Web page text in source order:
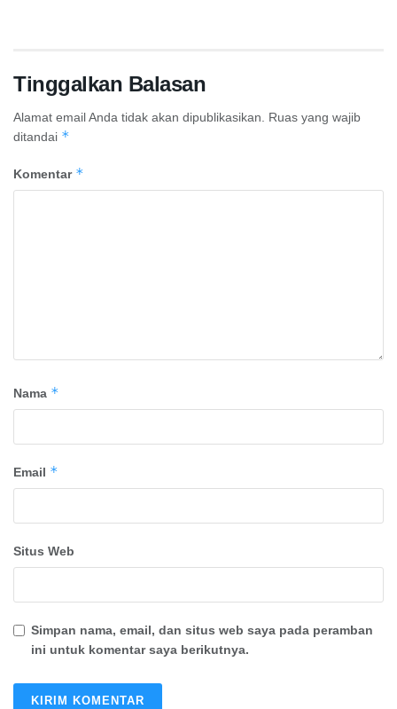
Tinggalkan Balasan
Alamat email Anda tidak akan dipublikasikan.
Ruas yang wajib
ditandai *
Komentar *
Nama *
Email *
Situs Web
Simpan nama, email, dan situs web saya pada peramban
ini untuk komentar saya berikutnya.